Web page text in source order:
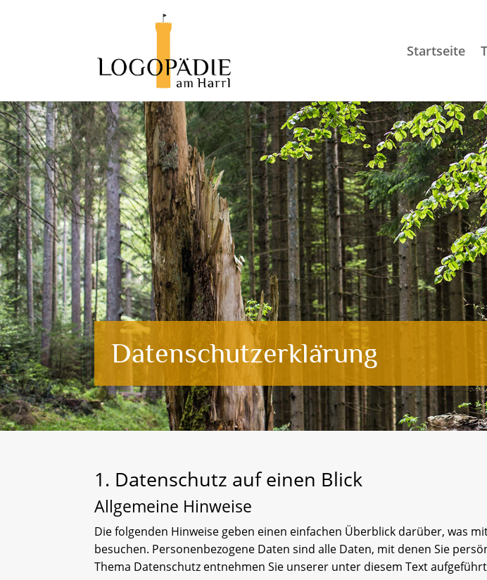
Startseite
Datenschutzerklärung
1. Datenschutz auf einen Blick
Allgemeine Hinweise
Die folgenden Hinweise geben einen einfachen Überblick darüber, was
besuchen. Personenbezogene Daten sind alle Daten, mit denen Sie
Thema Datenschutz entnehmen Sie unserer unter diesem Text